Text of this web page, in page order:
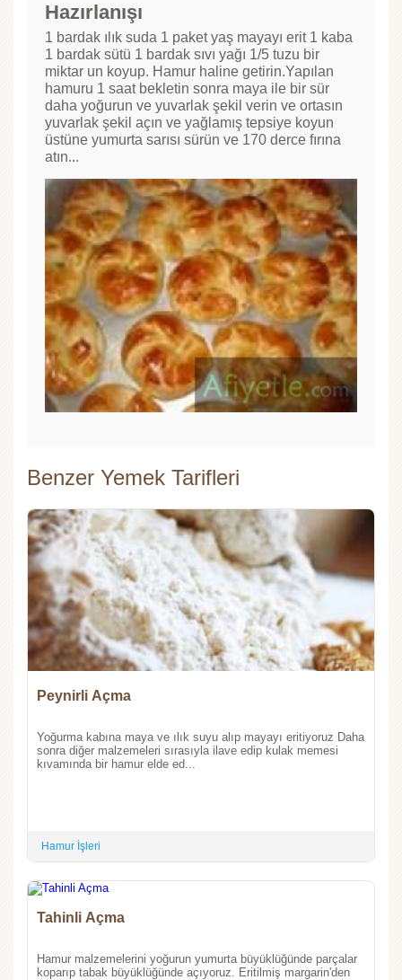
Hazırlanışı
1 bardak ılık suda 1 paket yaş mayayı erit 1 kaba
1 bardak sütü 1 bardak sıvı yağı 1/5 tuzu bir
miktar un koyup. Hamur haline getirin.Yapılan
hamuru 1 saat bekletin sonra maya ile bir sür
daha yoğurun ve yuvarlak şekil verin ve ortasın
yuvarlak şekil açın ve yağlamış tepsiye koyun
üstüne yumurta sarısı sürün ve 170 derce fırına
atın...
Benzer Yemek Tarifleri
Peynirli Açma
Yoğurma kabına maya ve ılık suyu alıp mayayı eritiyoruz Daha
sonra diğer malzemeleri sırasıyla ilave edip kulak memesi
kıvamında bir hamur elde ed...
Hamur İşleri
Tahinli Açma
Hamur malzemelerini yoğurun yumurta büyüklüğünde parçalar
koparıp tabak büyüklüğünde açıyoruz. Eritilmiş margarin'den